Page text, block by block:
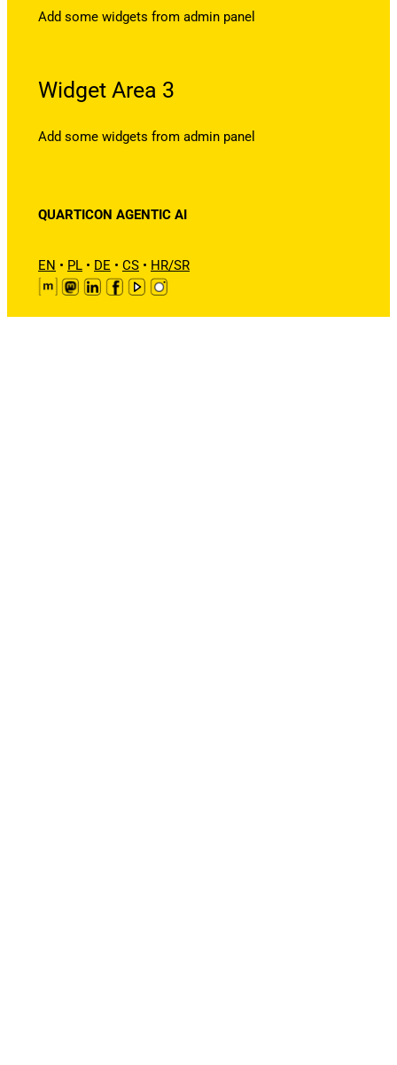
Add some widgets from admin panel
Widget Area 3
Add some widgets from admin panel
QUARTICON AGENTIC AI
EN • PL • DE • CS • HR/SR